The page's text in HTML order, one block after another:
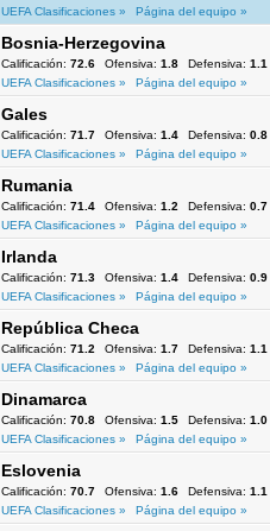
UEFA Clasificaciones »
Página del equipo »
Bosnia-Herzegovina
Calificación: 72.6 Ofensiva: 1.8 Defensiva: 1.1
UEFA Clasificaciones »
Página del equipo »
Gales
Calificación: 71.7 Ofensiva: 1.4 Defensiva: 0.8
UEFA Clasificaciones »
Página del equipo »
Rumania
Calificación: 71.4 Ofensiva: 1.2 Defensiva: 0.7
UEFA Clasificaciones »
Página del equipo »
Irlanda
Calificación: 71.3 Ofensiva: 1.4 Defensiva: 0.9
UEFA Clasificaciones »
Página del equipo »
República Checa
Calificación: 71.2 Ofensiva: 1.7 Defensiva: 1.1
UEFA Clasificaciones »
Página del equipo »
Dinamarca
Calificación: 70.8 Ofensiva: 1.5 Defensiva: 1.0
UEFA Clasificaciones »
Página del equipo »
Eslovenia
Calificación: 70.7 Ofensiva: 1.6 Defensiva: 1.1
UEFA Clasificaciones »
Página del equipo »